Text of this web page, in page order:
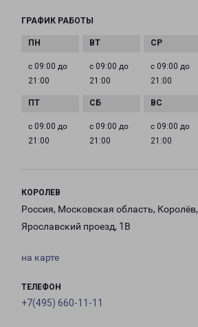
ГРАФИК РАБОТЫ
с 09:00 до
21:00
с 09:00 до
21:00
с 09:00 до
21:00
с 09:00 до
21:00
с 09:00 до
21:00
с 09:00 до
21:00
КОРОЛЕВ
Россия, Московская область, Королёв,
Ярославский проезд, 1В
на карте
ТЕЛЕФОН
+7(495) 660-11-11